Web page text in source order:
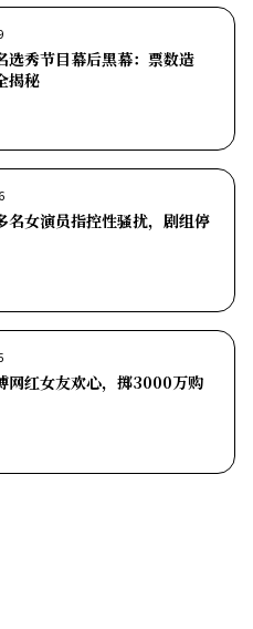
选秀节目幕后黑幕：票数造
揭秘
名女演员指控性骚扰，剧组停
网红女友欢心，掷3000万购